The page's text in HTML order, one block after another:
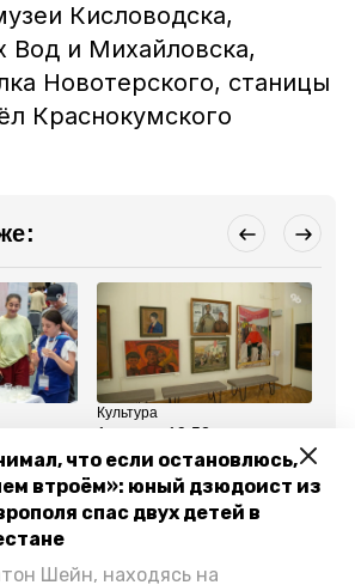
что если остановлюсь,
втроём»: юный дзюдоист из
спас двух детей в
Шейн, находясь на
Кисловодска,
Вод и Михайловска,
Новотерского, станицы
Краснокумского
до 25
Культура
1 июля , 19:52
В изомузее Ставрополя
по нацпроекту откроют
детский культурный
центр